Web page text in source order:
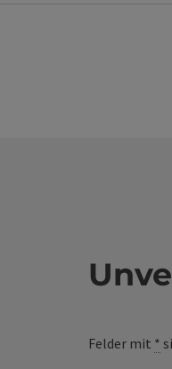
Felder mit *